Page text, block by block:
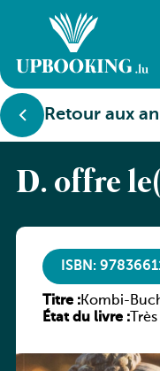
Retour aux
D. offre
ISBN:
Titre :Kombi-
(Neue
État du livre :